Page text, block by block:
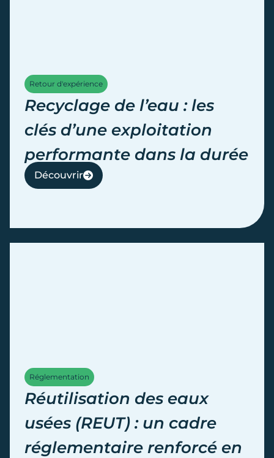
Retour d'expérience
Recyclage de l’eau : les
clés d’une exploitation
performante dans la durée
Découvrir
Réglementation
Réutilisation des eaux
usées (REUT) : un cadre
réglementaire renforcé en